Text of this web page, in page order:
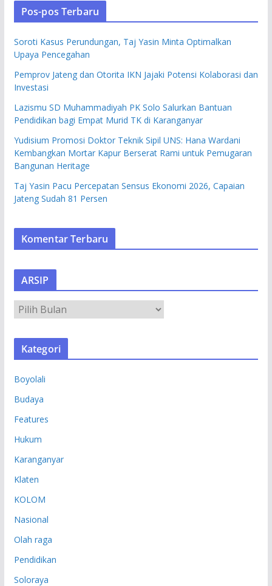
Pos-pos Terbaru
Soroti Kasus Perundungan, Taj Yasin Minta Optimalkan
Upaya Pencegahan
Pemprov Jateng dan Otorita IKN Jajaki Potensi Kolaborasi dan
Investasi
Lazismu SD Muhammadiyah PK Solo Salurkan Bantuan
Pendidikan bagi Empat Murid TK di Karanganyar
Yudisium Promosi Doktor Teknik Sipil UNS: Hana Wardani
Kembangkan Mortar Kapur Berserat Rami untuk Pemugaran
Bangunan Heritage
Taj Yasin Pacu Percepatan Sensus Ekonomi 2026, Capaian
Jateng Sudah 81 Persen
Komentar Terbaru
ARSIP
R
S
Kategori
Boyolali
Budaya
Features
Hukum
Karanganyar
Klaten
KOLOM
Nasional
Olah raga
Pendidikan
Soloraya